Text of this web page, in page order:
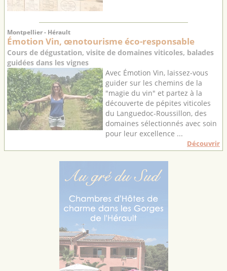
Montpellier - Hérault
Émotion Vin, œnotourisme éco-responsable
Cours de dégustation, visite de domaines viticoles, balades
guidées dans les vignes
Avec Émotion Vin, laissez-vous
guider sur les chemins de la
"magie du vin" et partez à la
découverte de pépites viticoles
du Languedoc-Roussillon, des
domaines sélectionnés avec soin
pour leur excellence ...
Découvrir